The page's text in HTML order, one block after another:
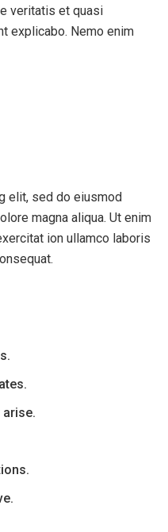
veritatis et quasi
explicabo. Nemo enim
elit, sed do eiusmod
magna aliqua. Ut enim
ion ullamco laboris